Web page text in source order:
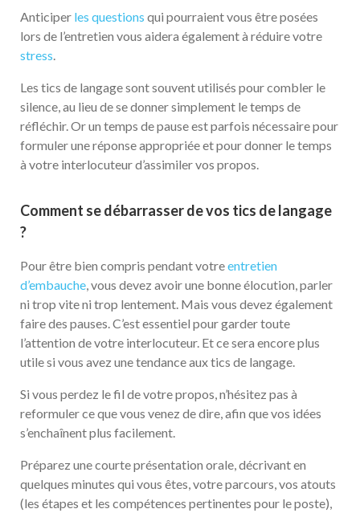
Anticiper les questions qui pourraient vous être posées
lors de l’entretien vous aidera également à réduire votre
stress
Les tics de langage sont souvent utilisés pour combler le
silence, au lieu de se donner simplement le temps de
réfléchir. Or un temps de pause est parfois nécessaire pour
formuler une réponse appropriée et pour donner le temps
à votre interlocuteur d’assimiler vos propos.
Comment se débarrasser de vos tics de langage
?
Pour être bien compris pendant votreentretien
d’embauche , vous devez avoir une bonne élocution, parler
ni trop vite ni trop lentement. Mais vous devez également
faire des pauses. C’est essentiel pour garder toute
l’attention de votre interlocuteur. Et ce sera encore plus
utile si vous avez une tendance aux tics de langage.
Si vous perdez le fil de votre propos, n’hésitez pas à
reformuler ce que vous venez de dire, afin que vos idées
s’enchaînent plus facilement.
Préparez une courte présentation orale, décrivant en
quelques minutes qui vous êtes, votre parcours, vos atouts
(les étapes et les compétences pertinentes pour le poste),